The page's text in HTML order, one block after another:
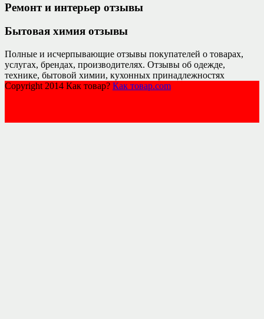
Ремонт и интерьер отзывы
Бытовая химия отзывы
Полные и исчерпывающие отзывы покупателей о товарах,
услугах, брендах, производителях. Отзывы об одежде,
технике, бытовой химии, кухонных принадлежностях
Copyright 2014 Как товар? Как товар.com